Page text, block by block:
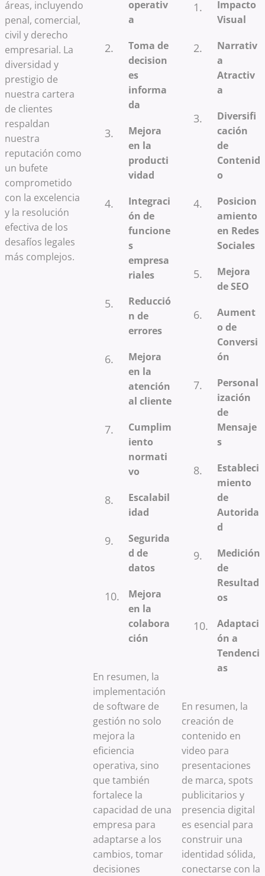
áreas, incluyendo
penal, comercial,
civil y derecho
empresarial. La
diversidad y
prestigio de
nuestra cartera
de clientes
respaldan
nuestra
reputación como
un bufete
comprometido
con la excelencia
y la resolución
efectiva de los
desafíos legales
más complejos.
operativ
a
Toma de
decision
es
informa
da
Mejora
en la
producti
vidad
Integraci
ón de
funcione
s
empresa
riales
Reducció
n de
errores
Mejora
en la
atención
al cliente
Cumplim
iento
normati
vo
Escalabil
idad
Segurida
d de
datos
Mejora
en la
colabora
ción
En resumen, la
implementación
de software de
gestión no solo
mejora la
eficiencia
operativa, sino
que también
fortalece la
capacidad de una
empresa para
adaptarse a los
cambios, tomar
decisiones
Impacto
Visual
Narrativ
a
Atractiv
a
Diversifi
cación
de
Contenid
o
Posicion
amiento
en Redes
Sociales
Mejora
de SEO
Aument
o de
Conversi
ón
Personal
ización
de
Mensaje
s
Estableci
miento
de
Autorida
d
Medición
de
Resultad
os
Adaptaci
ón a
Tendenci
as
En resumen, la
creación de
contenido en
video para
presentaciones
de marca, spots
publicitarios y
presencia digital
es esencial para
construir una
identidad sólida,
conectarse con la